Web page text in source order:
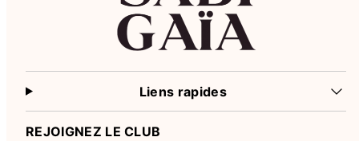
Liens rapides
REJOIGNEZ LE CLUB